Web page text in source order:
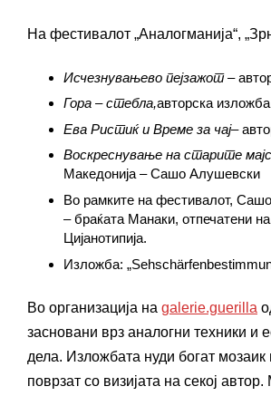
На фестивалот „Аналогманија“,
Исчезнувањево пејзажот–
Гора – стебла,авторска
Ева Ристиќ и Време за чај–
Воскреснување на старите
Македонија – Сашо Алушевски
Во рамките на фестивалот,
– браќата Манаки, отпечатени
Цијанотипија.
Изложба:
Во организација на galerie.guerilla
засновани врз аналогни техники и
дела. Изложбата нуди богат
поврзат со визијата на секој